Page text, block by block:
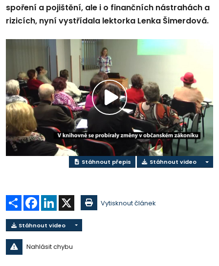
spoření a pojištění, ale i o finančních nástrahách a
rizicích, nyní vystřídala lektorka Lenka Šimerdová.
Přehrát
video
Stáhnout přepis Stáhnout video
Sdílet Facebook
LinkedIn Vytisknout článek
Stáhnout video
Nahlásit chybu